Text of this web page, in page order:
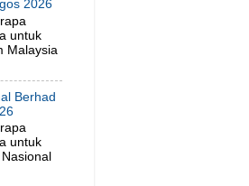
2026
untuk
Malaysia
Berhad
untuk